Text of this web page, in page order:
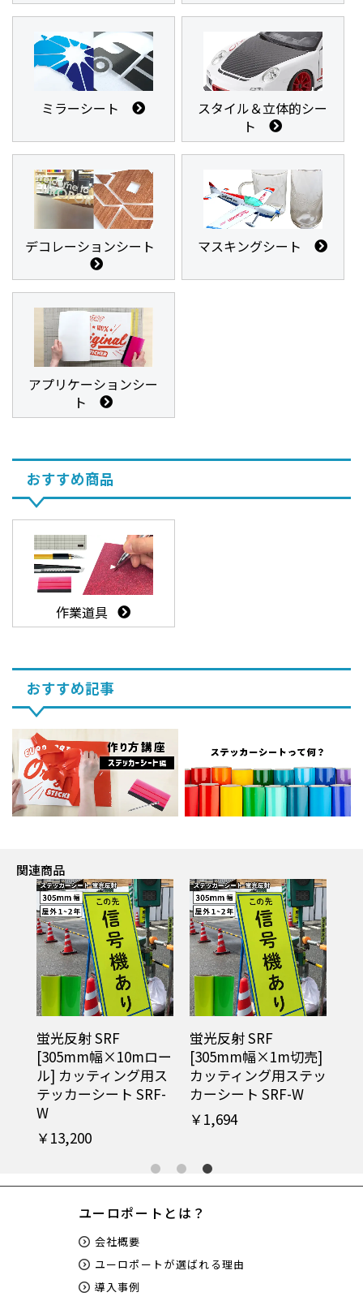
ミラーシート
スタイル＆立体的シー
ト
デコレーションシート マスキングシート
アプリケーションシー
ト
おすすめ商品
作業道具
おすすめ記事
関連商品
高輝度反射 SSR
[305mm幅×1m切売]
カッティング用ステッ
カーシート SSR-W
￥6,160
蛍光反射 SRF
[305mm幅×10mロー
ル] カッティング用ス
テッカーシート SRF-
W
ユーロポートとは？
会社概要
ユーロポートが選ばれる理由
導入事例